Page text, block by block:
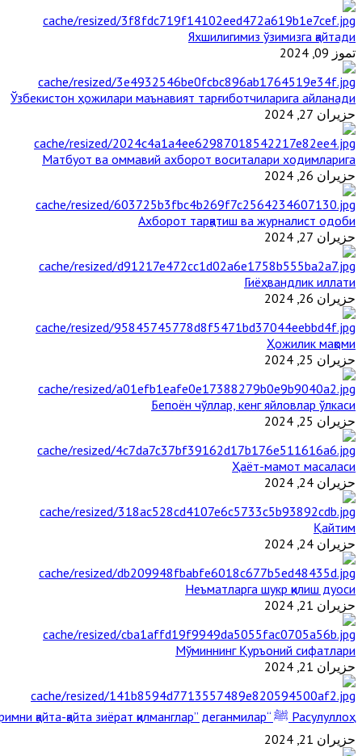
Яхшилигимиз ўзимизга қайтади
تموز 09, 2024
Ўзбекистон ҳожилари маънавият тарғиботчиларига айланади
حزيران 27, 2024
Матбуот ва оммавий ахборот воситалари ходимларига
حزيران 26, 2024
Ахборот тарқатиш ва журналист одоби
حزيران 27, 2024
Гиёҳвандлик иллати
حزيران 26, 2024
Ҳожилик мақоми
حزيران 25, 2024
Бепоён чўллар, кенг яйловлар ўлкаси
حزيران 25, 2024
Ҳаёт-мамот масаласи
حزيران 24, 2024
Қайтим
حزيران 24, 2024
Неъматларга шукр қилиш дуоси
حزيران 21, 2024
Мўминнинг Қуръоний сифатлари
حزيران 21, 2024
Расулуллоҳ ﷺ “Қабримни қайта-қайта зиёрат қилманглар” деганмилар?
حزيران 21, 2024